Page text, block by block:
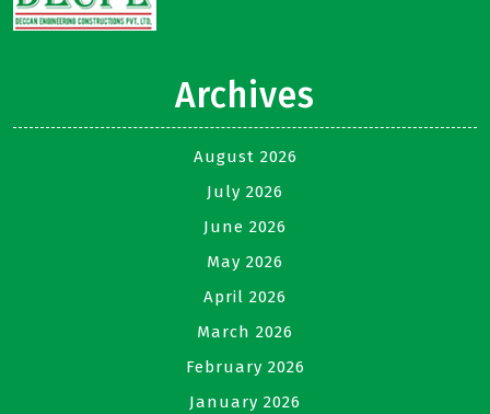
Archives
August 2026
July 2026
June 2026
May 2026
April 2026
March 2026
February 2026
January 2026